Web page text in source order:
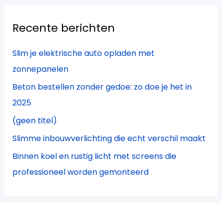
n
:
Recente berichten
Slim je elektrische auto opladen met
zonnepanelen
Beton bestellen zonder gedoe: zo doe je het in
2025
(geen titel)
Slimme inbouwverlichting die echt verschil maakt
Binnen koel en rustig licht met screens die
professioneel worden gemonteerd